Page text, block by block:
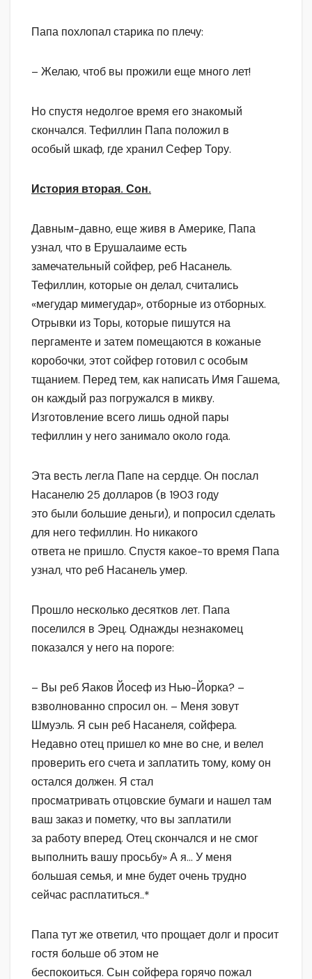
Папа похлопал старика по плечу:
– Желаю, чтоб вы прожили еще много лет!
Но спустя недолгое время его знакомый
скончался. Тефиллин Папа положил в
особый шкаф, где хранил Сефер Тору.
История вторая. Сон.
Давным-давно, еще живя в Америке, Папа
узнал, что в Ерушалаиме есть
замечательный сойфер, реб Насанель.
Тефиллин, которые он делал, считались
«мегудар мимегудар», отборные из отборных.
Отрывки из Торы, которые пишутся на
пергаменте и затем помещаются в кожаные
коробочки, этот сойфер готовил с особым
тщанием. Перед тем, как написать Имя Гашема,
он каждый раз погружался в микву.
Изготовление всего лишь одной пары
тефиллин у него занимало около года.
Эта весть легла Папе на сердце. Он послал
Насанелю 25 долларов (в 1903 году
это были большие деньги), и попросил сделать
для него тефиллин. Но никакого
ответа не пришло. Спустя какое-то время Папа
узнал, что реб Насанель умер.
Прошло несколько десятков лет. Папа
поселился в Эрец. Однажды незнакомец
показался у него на пороге:
– Вы реб Яаков Йосеф из Нью-Йорка? –
взволнованно спросил он. – Меня зовут
Шмуэль. Я сын реб Насанеля, сойфера.
Недавно отец пришел ко мне во сне, и велел
проверить его счета и заплатить тому, кому он
остался должен. Я стал
просматривать отцовские бумаги и нашел там
ваш заказ и пометку, что вы заплатили
за работу вперед. Отец скончался и не смог
выполнить вашу просьбу» А я… У меня
большая семья, и мне будет очень трудно
сейчас расплатиться..*
Папа тут же ответил, что прощает долг и просит
гостя больше об этом не
беспокоиться. Сын сойфера горячо пожал